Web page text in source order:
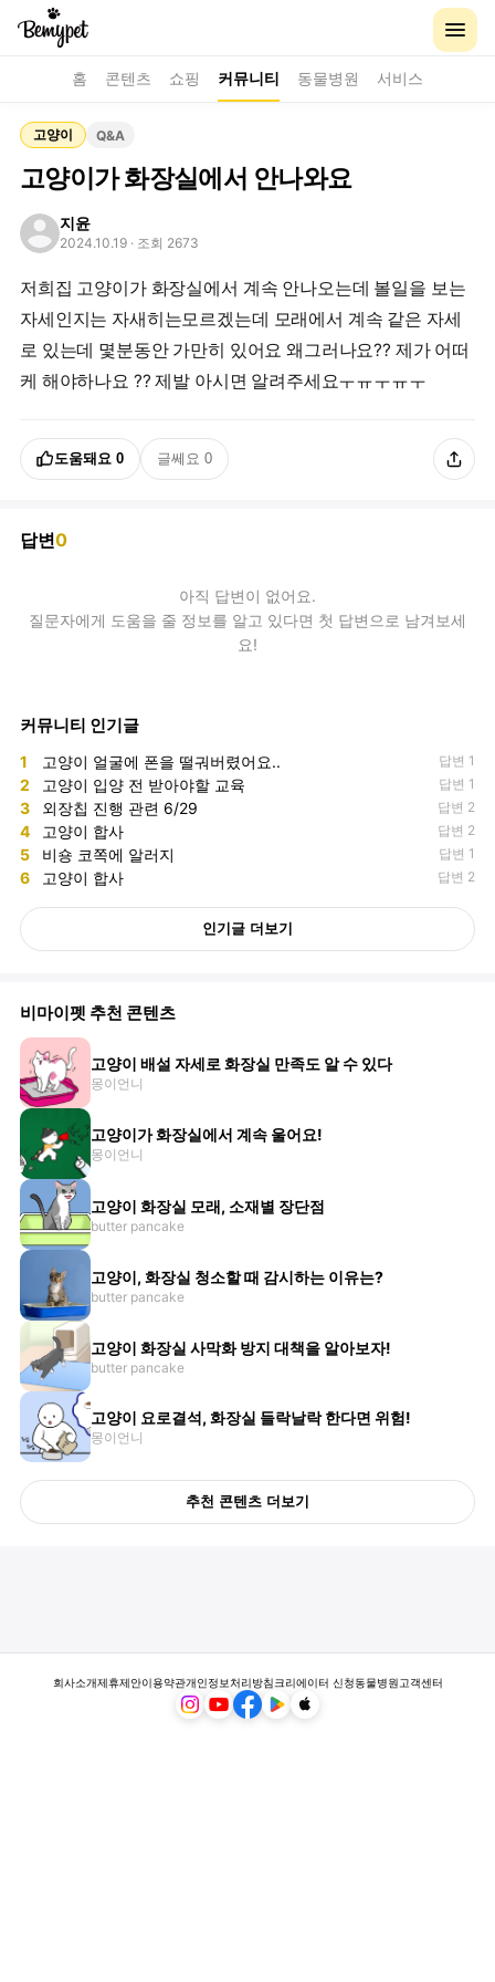
홈 콘텐츠 쇼핑 커뮤니티 동물병원 서비스
고양이 Q&A
고양이가 화장실에서 안나와요
지윤
2024.10.19 · 조회 2673
저희집 고양이가 화장실에서 계속 안나오는데 볼일을 보는
자세인지는 자새히는모르겠는데 모래에서 계속 같은 자세
로 있는데 몇분동안 가만히 있어요 왜그러나요?? 제가 어떠
케 해야하나요 ?? 제발 아시면 알려주세요ㅜㅠㅜㅠㅜ
도움돼요 0 글쎄요 0
답변0
아직 답변이 없어요.
질문자에게 도움을 줄 정보를 알고 있다면 첫 답변으로 남겨보세
요!
커뮤니티 인기글
1 고양이 얼굴에 폰을 떨궈버렸어요.. 답변 1
2 고양이 입양 전 받아야할 교육 답변 1
3 외장칩 진행 관련 6/29 답변 2
4 고양이 합사 답변 2
5 비숑 코쪽에 알러지 답변 1
6 고양이 합사 답변 2
인기글 더보기
비마이펫 추천 콘텐츠
고양이 배설 자세로 화장실 만족도 알 수 있다
몽이언니
고양이가 화장실에서 계속 울어요!
몽이언니
고양이 화장실 모래, 소재별 장단점
butter pancake
고양이, 화장실 청소할 때 감시하는 이유는?
butter pancake
고양이 화장실 사막화 방지 대책을 알아보자!
butter pancake
고양이 요로결석, 화장실 들락날락 한다면 위험!
몽이언니
추천 콘텐츠 더보기
회사소개제휴제안이용약관개인정보처리방침크리에이터 신청동물병원고객센터